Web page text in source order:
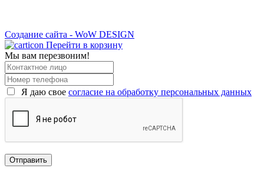
Создание сайта - WoW DESIGN
Перейти в корзину
Мы вам перезвоним!
Я даю свое согласие на обработку персональных данных